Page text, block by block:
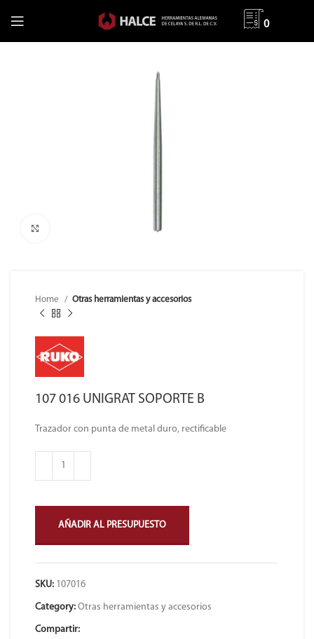
0
Home Otras herramientas y accesorios
107 016 UNIGRAT SOPORTE B
Trazador con punta de metal duro, rectificable
AÑADIR AL PRESUPUESTO
SKU: 107016
Category: Otras herramientas y accesorios
Compartir: